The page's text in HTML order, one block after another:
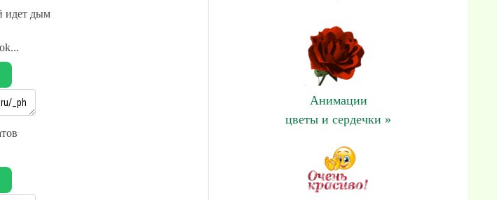
идет дым
Анимации
цветы и сердечки »